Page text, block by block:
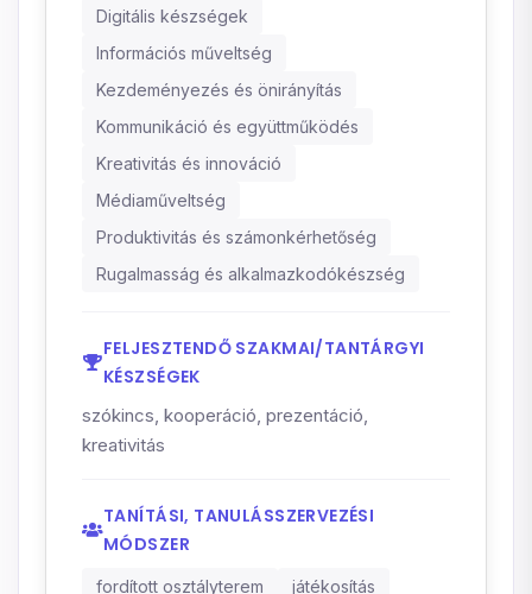
Digitális készségek
Információs műveltség
Kezdeményezés és önirányítás
Kommunikáció és együttműködés
Kreativitás és innováció
Médiaműveltség
Produktivitás és számonkérhetőség
Rugalmasság és alkalmazkodókészség
FELJESZTENDŐ SZAKMAI/TANTÁRGYI
KÉSZSÉGEK
szókincs, kooperáció, prezentáció,
kreativitás
TANÍTÁSI, TANULÁSSZERVEZÉSI
MÓDSZER
fordított osztályterem
játékosítás